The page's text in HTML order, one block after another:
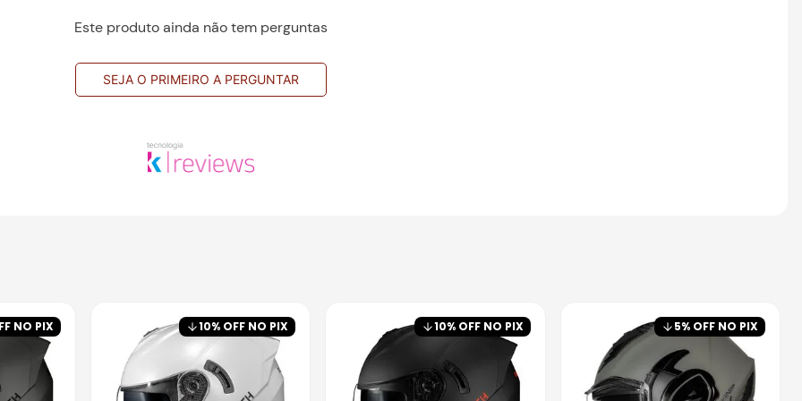
Este produto ainda não tem perguntas
SEJA O PRIMEIRO A PERGUNTAR
NO PIX 10% OFF NO PIX 10% OFF NO PIX 5% OFF NO PIX